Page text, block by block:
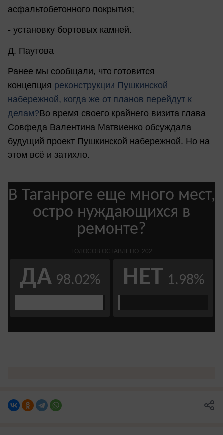
асфальтобетонного покрытия;
- установку бортовых камней.
Д. Паутова
Ранее мы сообщали, что готовится
концепция реконструкции Пушкинской
набережной, когда же от планов перейдут к
делам?Во время своего крайнего визита глава
Совфеда Валентина Матвиенко обсуждала
будущий проект Пушкинской набережной. Но на
этом всё и затихло.